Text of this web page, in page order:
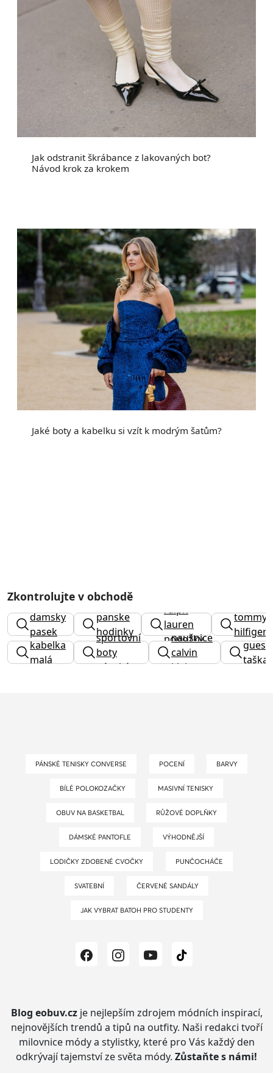
Jak odstranit škrábance z lakovaných bot?
Návod krok za krokem
Jaké boty a kabelku si vzít k modrým šatům?
Zkontrolujte v obchodě
damsky
pasek
panske
hodinky
ralph
lauren
ponožky
tommy
hilfiger
kabelka
malá
sportovní
boty
pánské
naušnice
calvin
klein
guess
taška
PÁNSKÉ TENISKY CONVERSE POCENÍ BARVY
BÍLÉ POLOKOZAČKY MASIVNÍ TENISKY
OBUV NA BASKETBAL RŮŽOVÉ DOPLŇKY
DÁMSKÉ PANTOFLE VÝHODNĚJŠÍ
LODIČKY ZDOBENÉ CVOČKY PUNČOCHÁČE
SVATEBNÍ ČERVENÉ SANDÁLY
JAK VYBRAT BATOH PRO STUDENTY
Blog eobuv.czje nejlepším zdrojem módních inspirací,
nejnovějších trendů a tipů na outfity. Naši redakci tvoří
milovnice módy a stylistky, které pro Vás každý den
odkrývají tajemství ze světa módy. Zůstaňte s námi!